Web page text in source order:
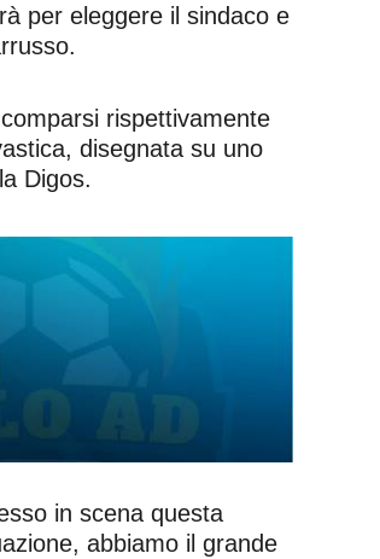
per eleggere il sindaco e
rispettivamente
disegnata su uno
Digos.
in scena questa
abbiamo il grande